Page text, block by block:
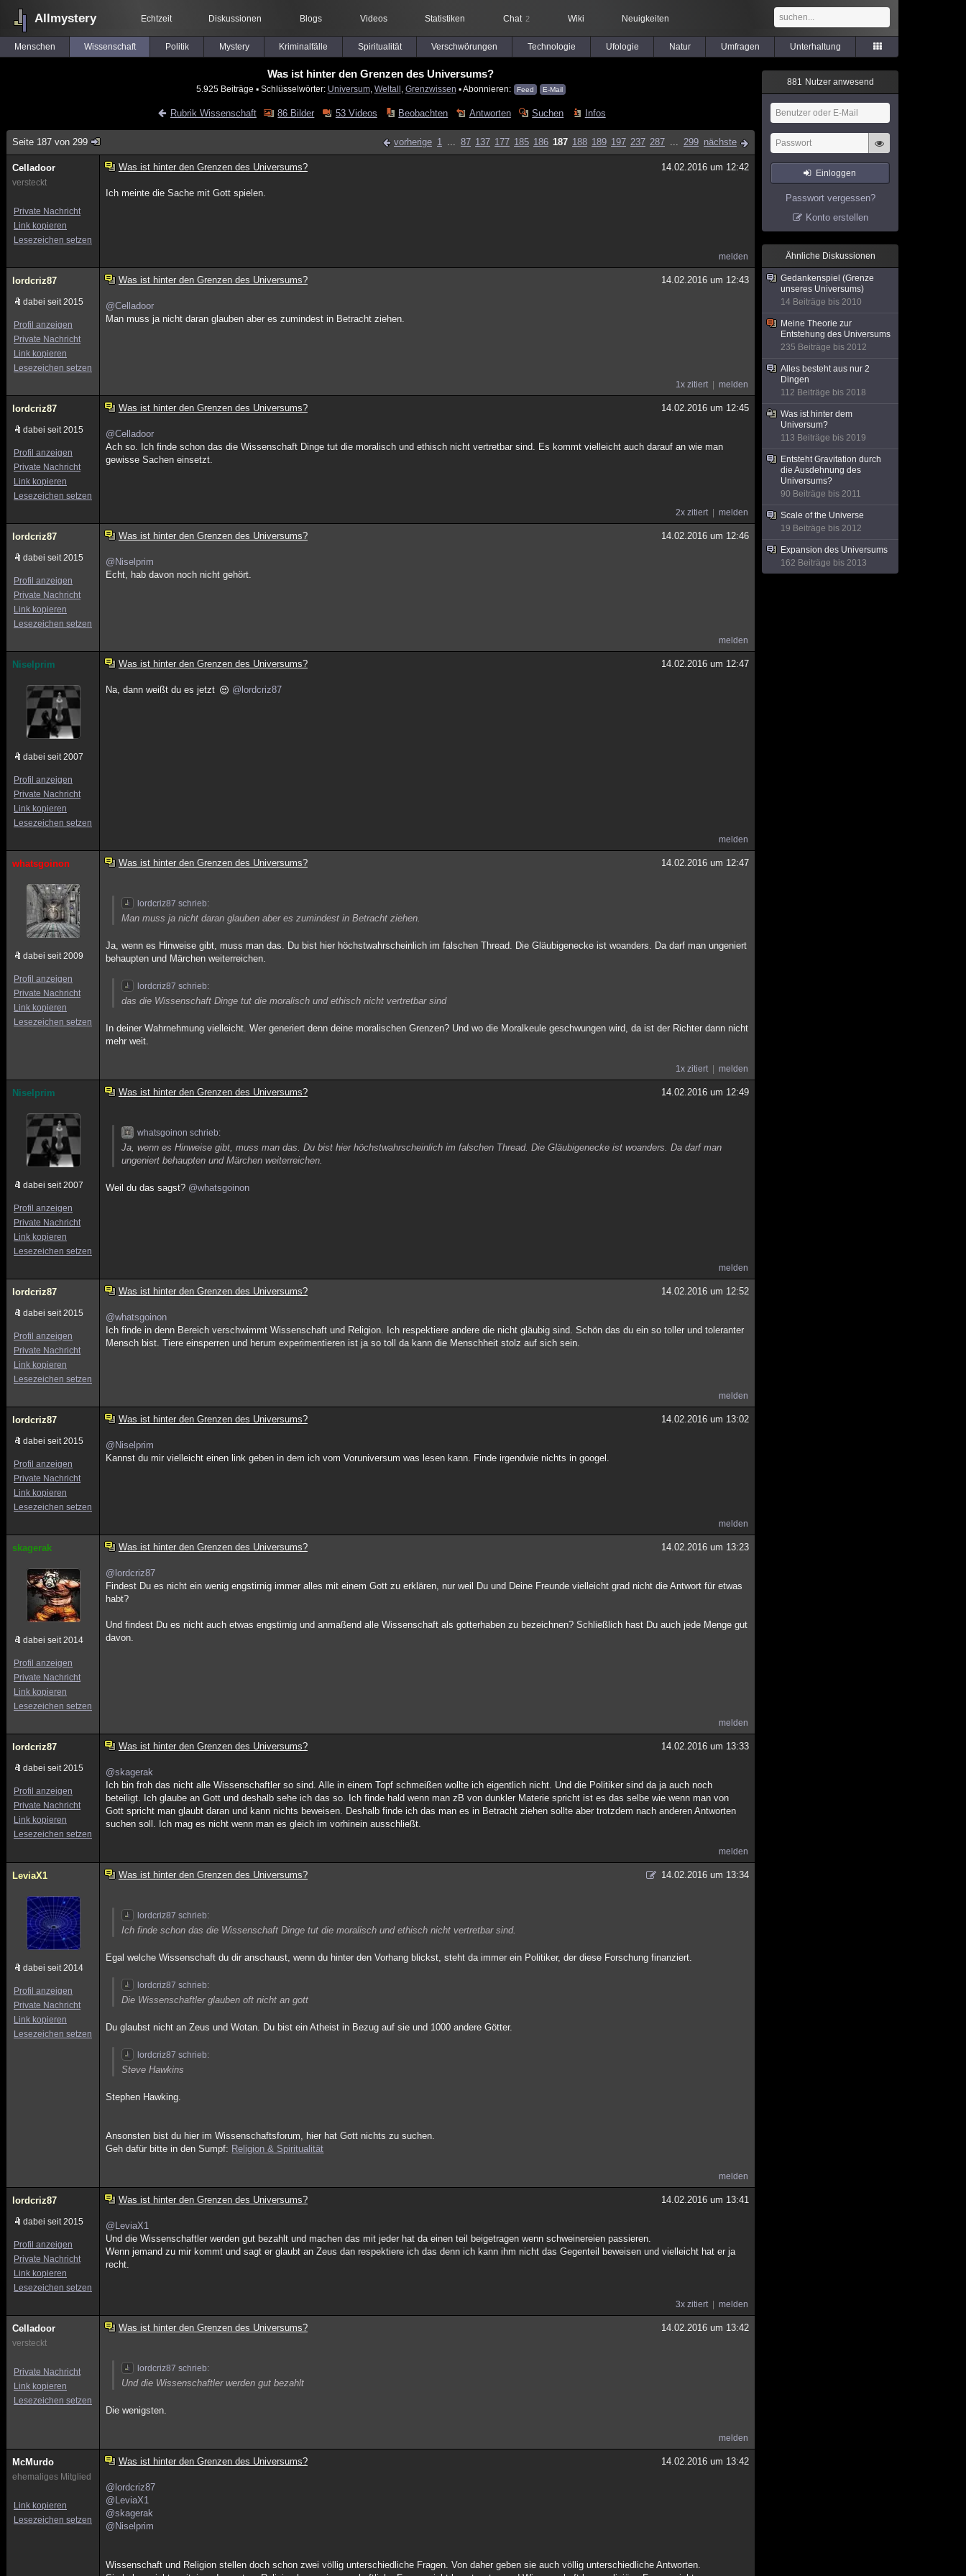
Allmystery Echtzeit Diskussionen Blogs Videos Statistiken Chat 2 Wiki Neuigkeiten
Menschen Wissenschaft Politik Mystery Kriminalfälle Spiritualität Verschwörungen Technologie Ufologie Natur Umfragen Unterhaltung
Was ist hinter den Grenzen des Universums?
5.925 Beiträge ▪ Schlüsselwörter: Universum, Weltall Grenzwissen ▪ Abonnieren: Feed E-Mail
Rubrik Wissenschaft 86 Bilder 53 Videos Beobachten Antworten Suchen Infos
Seite 187 von 299 vorherige 1 ... 87 137 177 185 186 187 188 189 197 237 287 ... 299 nächste
Celladoor
versteckt
Private Nachricht
Link kopieren
Lesezeichen setzen
Was ist hinter den Grenzen des Universums? 14.02.2016 um 12:42
Ich meinte die Sache mit Gott spielen.
melden
lordcriz87
dabei seit 2015
Profil anzeigen
Private Nachricht
Link kopieren
Lesezeichen setzen
Was ist hinter den Grenzen des Universums? 14.02.2016 um 12:43
@Celladoor
Man muss ja nicht daran glauben aber es zumindest in Betracht ziehen.
1x zitiert melden
lordcriz87
dabei seit 2015
Profil anzeigen
Private Nachricht
Link kopieren
Lesezeichen setzen
Was ist hinter den Grenzen des Universums? 14.02.2016 um 12:45
@Celladoor
Ach so. Ich finde schon das die Wissenschaft Dinge tut die moralisch und ethisch nicht vertretbar sind. Es kommt vielleicht auch darauf an wie man
gewisse Sachen einsetzt.
2x zitiert melden
lordcriz87
dabei seit 2015
Profil anzeigen
Private Nachricht
Link kopieren
Lesezeichen setzen
Was ist hinter den Grenzen des Universums? 14.02.2016 um 12:46
@Niselprim
Echt, hab davon noch nicht gehört.
melden
Niselprim
dabei seit 2007
Profil anzeigen
Private Nachricht
Link kopieren
Lesezeichen setzen
Was ist hinter den Grenzen des Universums? 14.02.2016 um 12:47
Na, dann weißt du es jetzt @lordcriz87
melden
whatsgoinon
dabei seit 2009
Profil anzeigen
Private Nachricht
Link kopieren
Lesezeichen setzen
Was ist hinter den Grenzen des Universums? 14.02.2016 um 12:47
lordcriz87 schrieb:
Man muss ja nicht daran glauben aber es zumindest in Betracht ziehen.
Ja, wenn es Hinweise gibt, muss man das. Du bist hier höchstwahrscheinlich im falschen Thread. Die Gläubigenecke ist woanders. Da darf man ungeniert
behaupten und Märchen weiterreichen.
lordcriz87 schrieb:
das die Wissenschaft Dinge tut die moralisch und ethisch nicht vertretbar sind
In deiner Wahrnehmung vielleicht. Wer generiert denn deine moralischen Grenzen? Und wo die Moralkeule geschwungen wird, da ist der Richter dann nicht
mehr weit.
1x zitiert melden
Niselprim
dabei seit 2007
Profil anzeigen
Private Nachricht
Link kopieren
Lesezeichen setzen
Was ist hinter den Grenzen des Universums? 14.02.2016 um 12:49
whatsgoinon schrieb:
Ja, wenn es Hinweise gibt, muss man das. Du bist hier höchstwahrscheinlich im falschen Thread. Die Gläubigenecke ist woanders. Da darf man
ungeniert behaupten und Märchen weiterreichen.
Weil du das sagst? @whatsgoinon
melden
lordcriz87
dabei seit 2015
Profil anzeigen
Private Nachricht
Link kopieren
Lesezeichen setzen
Was ist hinter den Grenzen des Universums? 14.02.2016 um 12:52
@whatsgoinon
Ich finde in denn Bereich verschwimmt Wissenschaft und Religion. Ich respektiere andere die nicht gläubig sind. Schön das du ein so toller und toleranter
Mensch bist. Tiere einsperren und herum experimentieren ist ja so toll da kann die Menschheit stolz auf sich sein.
melden
lordcriz87
dabei seit 2015
Profil anzeigen
Private Nachricht
Link kopieren
Lesezeichen setzen
Was ist hinter den Grenzen des Universums? 14.02.2016 um 13:02
@Niselprim
Kannst du mir vielleicht einen link geben in dem ich vom Voruniversum was lesen kann. Finde irgendwie nichts in googel.
melden
skagerak
dabei seit 2014
Profil anzeigen
Private Nachricht
Link kopieren
Lesezeichen setzen
Was ist hinter den Grenzen des Universums? 14.02.2016 um 13:23
@lordcriz87
Findest Du es nicht ein wenig engstirnig immer alles mit einem Gott zu erklären, nur weil Du und Deine Freunde vielleicht grad nicht die Antwort für etwas
habt?
Und findest Du es nicht auch etwas engstirnig und anmaßend alle Wissenschaft als gotterhaben zu bezeichnen? Schließlich hast Du auch jede Menge gut
davon.
melden
lordcriz87
dabei seit 2015
Profil anzeigen
Private Nachricht
Link kopieren
Lesezeichen setzen
Was ist hinter den Grenzen des Universums? 14.02.2016 um 13:33
@skagerak
Ich bin froh das nicht alle Wissenschaftler so sind. Alle in einem Topf schmeißen wollte ich eigentlich nicht. Und die Politiker sind da ja auch noch
beteiligt. Ich glaube an Gott und deshalb sehe ich das so. Ich finde hald wenn man zB von dunkler Materie spricht ist es das selbe wie wenn man von
Gott spricht man glaubt daran und kann nichts beweisen. Deshalb finde ich das man es in Betracht ziehen sollte aber trotzdem nach anderen Antworten
suchen soll. Ich mag es nicht wenn man es gleich im vorhinein ausschließt.
melden
LeviaX1
dabei seit 2014
Profil anzeigen
Private Nachricht
Link kopieren
Lesezeichen setzen
Was ist hinter den Grenzen des Universums? 14.02.2016 um 13:34
lordcriz87 schrieb:
Ich finde schon das die Wissenschaft Dinge tut die moralisch und ethisch nicht vertretbar sind.
Egal welche Wissenschaft du dir anschaust, wenn du hinter den Vorhang blickst, steht da immer ein Politiker, der diese Forschung finanziert.
lordcriz87 schrieb:
Die Wissenschaftler glauben oft nicht an gott
Du glaubst nicht an Zeus und Wotan. Du bist ein Atheist in Bezug auf sie und 1000 andere Götter.
lordcriz87 schrieb:
Steve Hawkins
Stephen Hawking.
Ansonsten bist du hier im Wissenschaftsforum, hier hat Gott nichts zu suchen.
Geh dafür bitte in den Sumpf: Religion & Spiritualität
melden
lordcriz87
dabei seit 2015
Profil anzeigen
Private Nachricht
Link kopieren
Lesezeichen setzen
Was ist hinter den Grenzen des Universums? 14.02.2016 um 13:41
@LeviaX1
Und die Wissenschaftler werden gut bezahlt und machen das mit jeder hat da einen teil beigetragen wenn schweinereien passieren.
Wenn jemand zu mir kommt und sagt er glaubt an Zeus dan respektiere ich das denn ich kann ihm nicht das Gegenteil beweisen und vielleicht hat er ja
recht.
3x zitiert melden
Celladoor
versteckt
Private Nachricht
Link kopieren
Lesezeichen setzen
Was ist hinter den Grenzen des Universums? 14.02.2016 um 13:42
lordcriz87 schrieb:
Und die Wissenschaftler werden gut bezahlt
Die wenigsten.
melden
McMurdo
ehemaliges Mitglied
Link kopieren
Lesezeichen setzen
Was ist hinter den Grenzen des Universums? 14.02.2016 um 13:42
@lordcriz87
@LeviaX1
@skagerak
@Niselprim
Wissenschaft und Religion stellen doch schon zwei völlig unterschiedliche Fragen. Von daher geben sie auch völlig unterschiedliche Antworten.
881 Nutzer anwesend
Einloggen
Passwort vergessen?
Konto erstellen
Ähnliche Diskussionen
Gedankenspiel (Grenze
unseres Universums)
14 Beiträge bis 2010
Meine Theorie zur
Entstehung des Universums
235 Beiträge bis 2012
Alles besteht aus nur 2
Dingen
112 Beiträge bis 2018
Was ist hinter dem
Universum?
113 Beiträge bis 2019
Entsteht Gravitation durch
die Ausdehnung des
Universums?
90 Beiträge bis 2011
Scale of the Universe
19 Beiträge bis 2012
Expansion des Universums
162 Beiträge bis 2013